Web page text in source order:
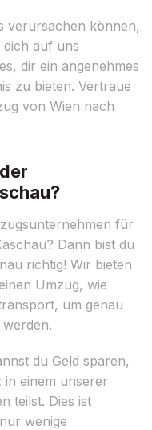
verursachen können,
auf uns
dir ein angenehmes
zu bieten. Vertraue
von Wien nach
für
Dann bist du
richtig! Wir bieten
Umzug, wie
um genau
du Geld sparen,
einem unserer
teilst. Dies ist
wenige